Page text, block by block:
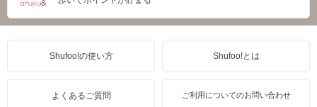
Shufoo!の使い方 Shufoo!とは
よくあるご質問 ご利用についてのお問い合わせ